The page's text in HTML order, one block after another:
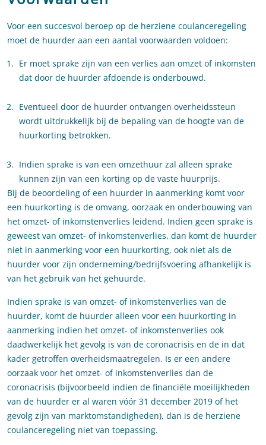
Voor een succesvol beroep op de herziene coulanceregeling
moet de huurder aan een aantal voorwaarden voldoen:
Er moet sprake zijn van een verlies aan omzet of inkomsten
dat door de huurder afdoende is onderbouwd.
Eventueel door de huurder ontvangen overheidssteun
wordt uitdrukkelijk bij de bepaling van de hoogte van de
huurkorting betrokken.
Indien sprake is van een omzethuur zal alleen sprake
kunnen zijn van een korting op de vaste huurprijs.
Bij de beoordeling of een huurder in aanmerking komt voor
een huurkorting is de omvang, oorzaak en onderbouwing van
het omzet- of inkomstenverlies leidend. Indien geen sprake is
geweest van omzet- of inkomstenverlies, dan komt de huurder
niet in aanmerking voor een huurkorting, ook niet als de
huurder voor zijn onderneming/bedrijfsvoering afhankelijk is
van het gebruik van het gehuurde.
Indien sprake is van omzet- of inkomstenverlies van de
huurder, komt de huurder alleen voor een huurkorting in
aanmerking indien het omzet- of inkomstenverlies ook
daadwerkelijk het gevolg is van de coronacrisis en de in dat
kader getroffen overheidsmaatregelen. Is er een andere
oorzaak voor het omzet- of inkomstenverlies dan de
coronacrisis (bijvoorbeeld indien de financiële moeilijkheden
van de huurder er al waren vóór 31 december 2019 of het
gevolg zijn van marktomstandigheden), dan is de herziene
coulanceregeling niet van toepassing.